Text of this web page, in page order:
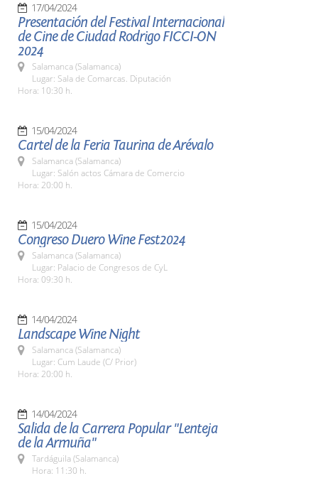
17/04/2024
Presentación del Festival Internacional
de Cine de Ciudad Rodrigo FICCI-ON
2024
Salamanca (Salamanca)
Lugar: Sala de Comarcas. Diputación
Hora: 10:30 h.
15/04/2024
Cartel de la Feria Taurina de Arévalo
Salamanca (Salamanca)
Lugar: Salón actos Cámara de Comercio
Hora: 20:00 h.
15/04/2024
Congreso Duero Wine Fest2024
Salamanca (Salamanca)
Lugar: Palacio de Congresos de CyL
Hora: 09:30 h.
14/04/2024
Landscape Wine Night
Salamanca (Salamanca)
Lugar: Cum Laude (C/ Prior)
Hora: 20:00 h.
14/04/2024
Salida de la Carrera Popular "Lenteja
de la Armuña"
Tardáguila (Salamanca)
Hora: 11:30 h.